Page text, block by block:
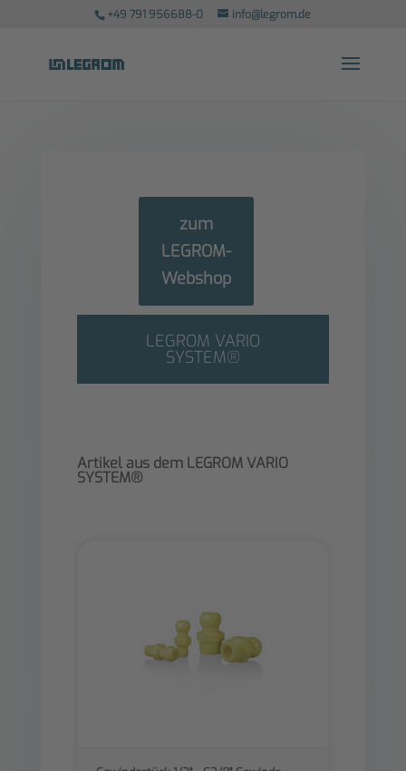
+49 791 956688-0 info@legrom.de
zum
LEGROM-
Webshop
LEGROM VARIO
SYSTEM®
Artikel aus dem LEGROM VARIO
SYSTEM®